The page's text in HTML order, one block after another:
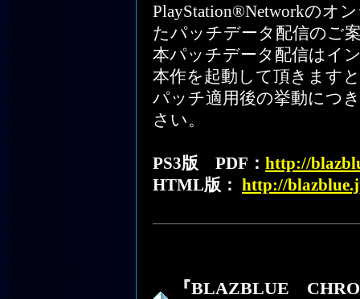
PlayStation®Networkのオ
たパッチデータ配信のご
本パッチデータ配信はイ
本作を起動して頂きます
パッチ適用後の挙動につ
さい。
PS3版 PDF： http://
HTML版： http://
『BLAZBLUE